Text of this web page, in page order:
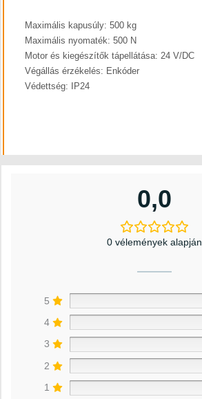
Maximális kapusúly: 500 kg
Maximális nyomaték: 500 N
Motor és kiegészítők tápellátása: 24 V/DC
Végállás érzékelés: Enkóder
Védettség: IP24
0,0
0 vélemények alapján
5
4
3
2
1